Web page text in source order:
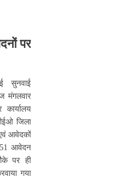
पर
सुनवाई
मंगलवार
जिला
आवेदकों
आवेदन
पर ही
गया